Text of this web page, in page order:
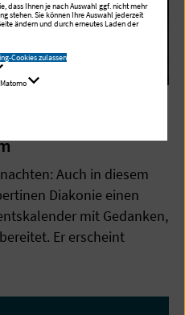
Auch in diesem
Diakonie einen
mit Gedanken,
Er erscheint
dass Ihnen je nach Auswahl ggf. nicht mehr
stehen. Sie können Ihre Auswahl jederzeit
ändern und durch erneutes Laden der
Cookies zulassen